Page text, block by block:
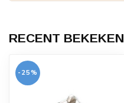
RECENT BEKEKEN
-25%